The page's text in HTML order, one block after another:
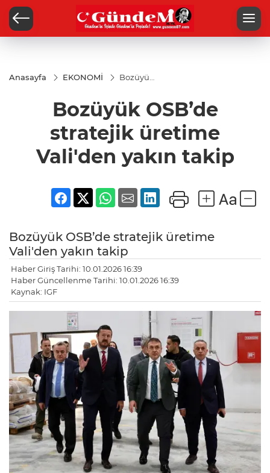
Anasayfa EKONOMİ
Bozüyük
üretime
Vali'den
yakın
takip
Bozüyük OSB’de
stratejik üretime
Vali'den yakın takip
Bozüyük OSB’de stratejik üretime
Vali'den yakın takip
Haber Giriş Tarihi: 10.01.2026 16:39
Haber Güncellenme Tarihi: 10.01.2026 16:39
Kaynak: IGF